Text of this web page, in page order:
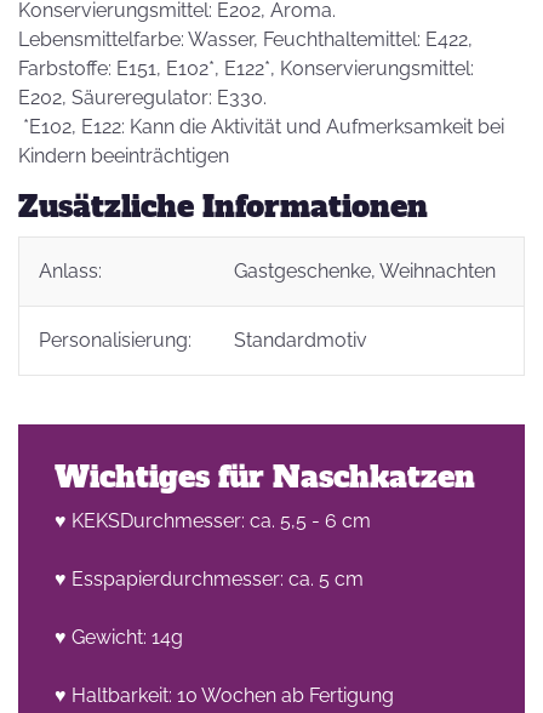
Konservierungsmittel: E202, Aroma.
Lebensmittelfarbe: Wasser, Feuchthaltemittel: E422,
Farbstoffe: E151, E102*, E122*, Konservierungsmittel:
E202, Säureregulator: E330.
*E102, E122: Kann die Aktivität und Aufmerksamkeit bei
Kindern beeinträchtigen
Zusätzliche Informationen
Anlass: Gastgeschenke, Weihnachten
Personalisierung: Standardmotiv
Wichtiges für Naschkatzen
♥ KEKSDurchmesser: ca. 5,5 - 6 cm
♥ Esspapierdurchmesser: ca. 5 cm
♥ Gewicht: 14g
♥ Haltbarkeit: 10 Wochen ab Fertigung